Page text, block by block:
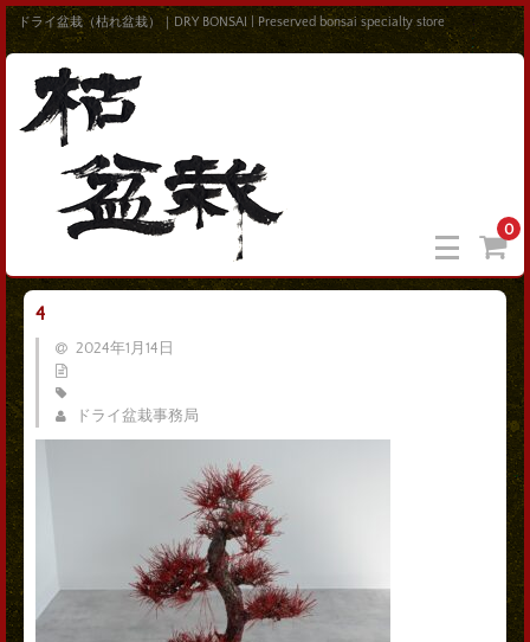
ドライ盆栽（枯れ盆栽）｜DRY BONSAI | Preserved bonsai specialty store
0
4
2024年1月14日
ドライ盆栽事務局